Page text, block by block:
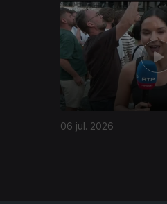
06 jul. 2026
940549